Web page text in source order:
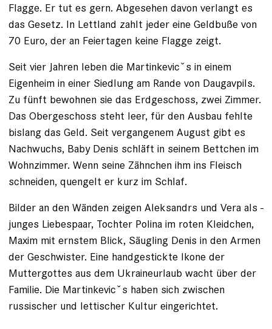
Flagge. Er tut es gern. Abgesehen davon verlangt es
das Gesetz. In Lettland zahlt jeder eine Geldbuße von
70 Euro, der an Feiertagen keine Flagge zeigt.
Seit vier Jahren leben die Martinkevicˇs in einem
Eigenheim in einer Siedlung am Rande von Daugavpils.
Zu fünft bewohnen sie das Erdgeschoss, zwei Zimmer.
Das Obergeschoss steht leer, für den Ausbau fehlte
bislang das Geld. Seit vergangenem August gibt es
Nachwuchs, Baby Denis schläft in seinem Bettchen im
Wohnzimmer. Wenn seine Zähnchen ihm ins Fleisch
schneiden, quengelt er kurz im Schlaf.
Bilder an den Wänden zeigen Aleksandrs und Vera als ­
junges Liebespaar, Tochter Polina im roten Kleidchen,
Maxim mit ernstem Blick, Säugling Denis in den Armen
der Geschwister. ­Eine handgestickte Ikone der
Muttergottes aus dem ­Ukraineurlaub wacht über der
Familie. Die Martinkevicˇs haben sich zwischen
russischer und lettischer Kultur eingerichtet.